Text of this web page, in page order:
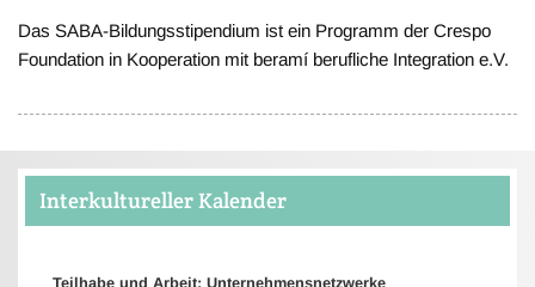
Das SABA-Bildungsstipendium ist ein Programm der Crespo
Foundation in Kooperation mit beramí berufliche Integration e.V.
Interkultureller Kalender
Teilhabe und Arbeit: Unternehmensnetzwerke